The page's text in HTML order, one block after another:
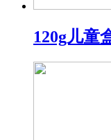
120g儿童